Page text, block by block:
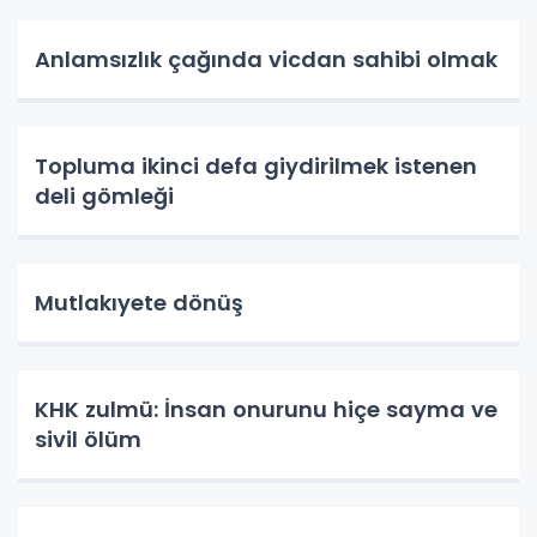
Anlamsızlık çağında vicdan sahibi olmak
Topluma ikinci defa giydirilmek istenen
deli gömleği
Mutlakıyete dönüş
KHK zulmü: İnsan onurunu hiçe sayma ve
sivil ölüm